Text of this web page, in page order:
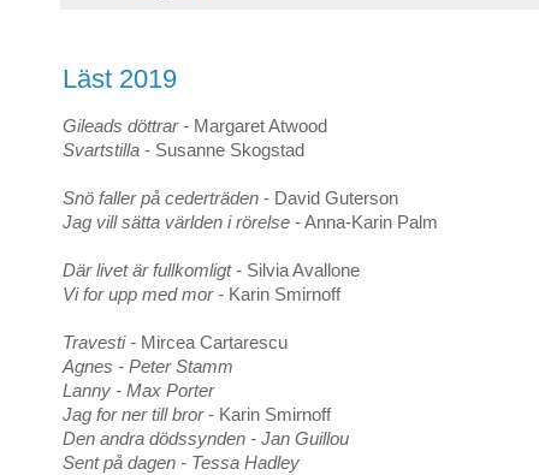
Läst 2019
Gileads döttrar - Margaret Atwood
Svartstilla - Susanne Skogstad
Snö faller på cederträden - David Guterson
Jag vill sätta världen i rörelse - Anna-Karin Palm
Där livet är fullkomligt - Silvia Avallone
Vi for upp med mor - Karin Smirnoff
Travesti - Mircea Cartarescu
Agnes - Peter Stamm
Lanny - Max Porter
Jag for ner till bror- Karin Smirnoff
Den andra dödssynden - Jan Guillou
Sent på dagen - Tessa Hadley